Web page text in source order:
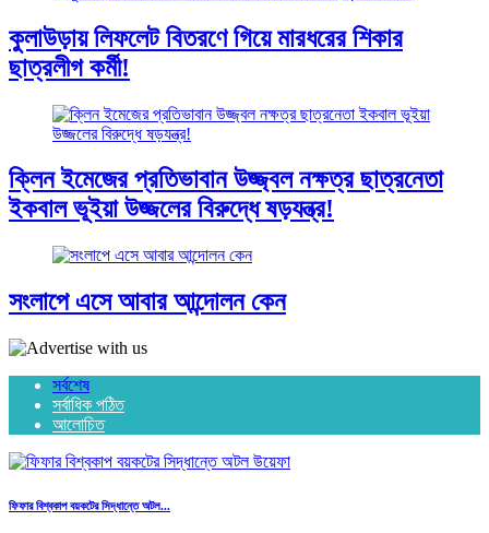
কুলাউড়ায় লিফলেট বিতরণে গিয়ে মারধরের শিকার
ছাত্রলীগ কর্মী!
ক্লিন ইমেজের প্রতিভাবান উজ্জ্বল নক্ষত্র ছাত্রনেতা
ইকবাল ভূইয়া উজ্জলের বিরুদ্ধে ষড়যন্ত্র!
সংলাপে এসে আবার আন্দোলন কেন
সর্বশেষ
সর্বাধিক পঠিত
আলোচিত
ফিফার বিশ্বকাপ বয়কটের সিদ্ধান্তে অটল...